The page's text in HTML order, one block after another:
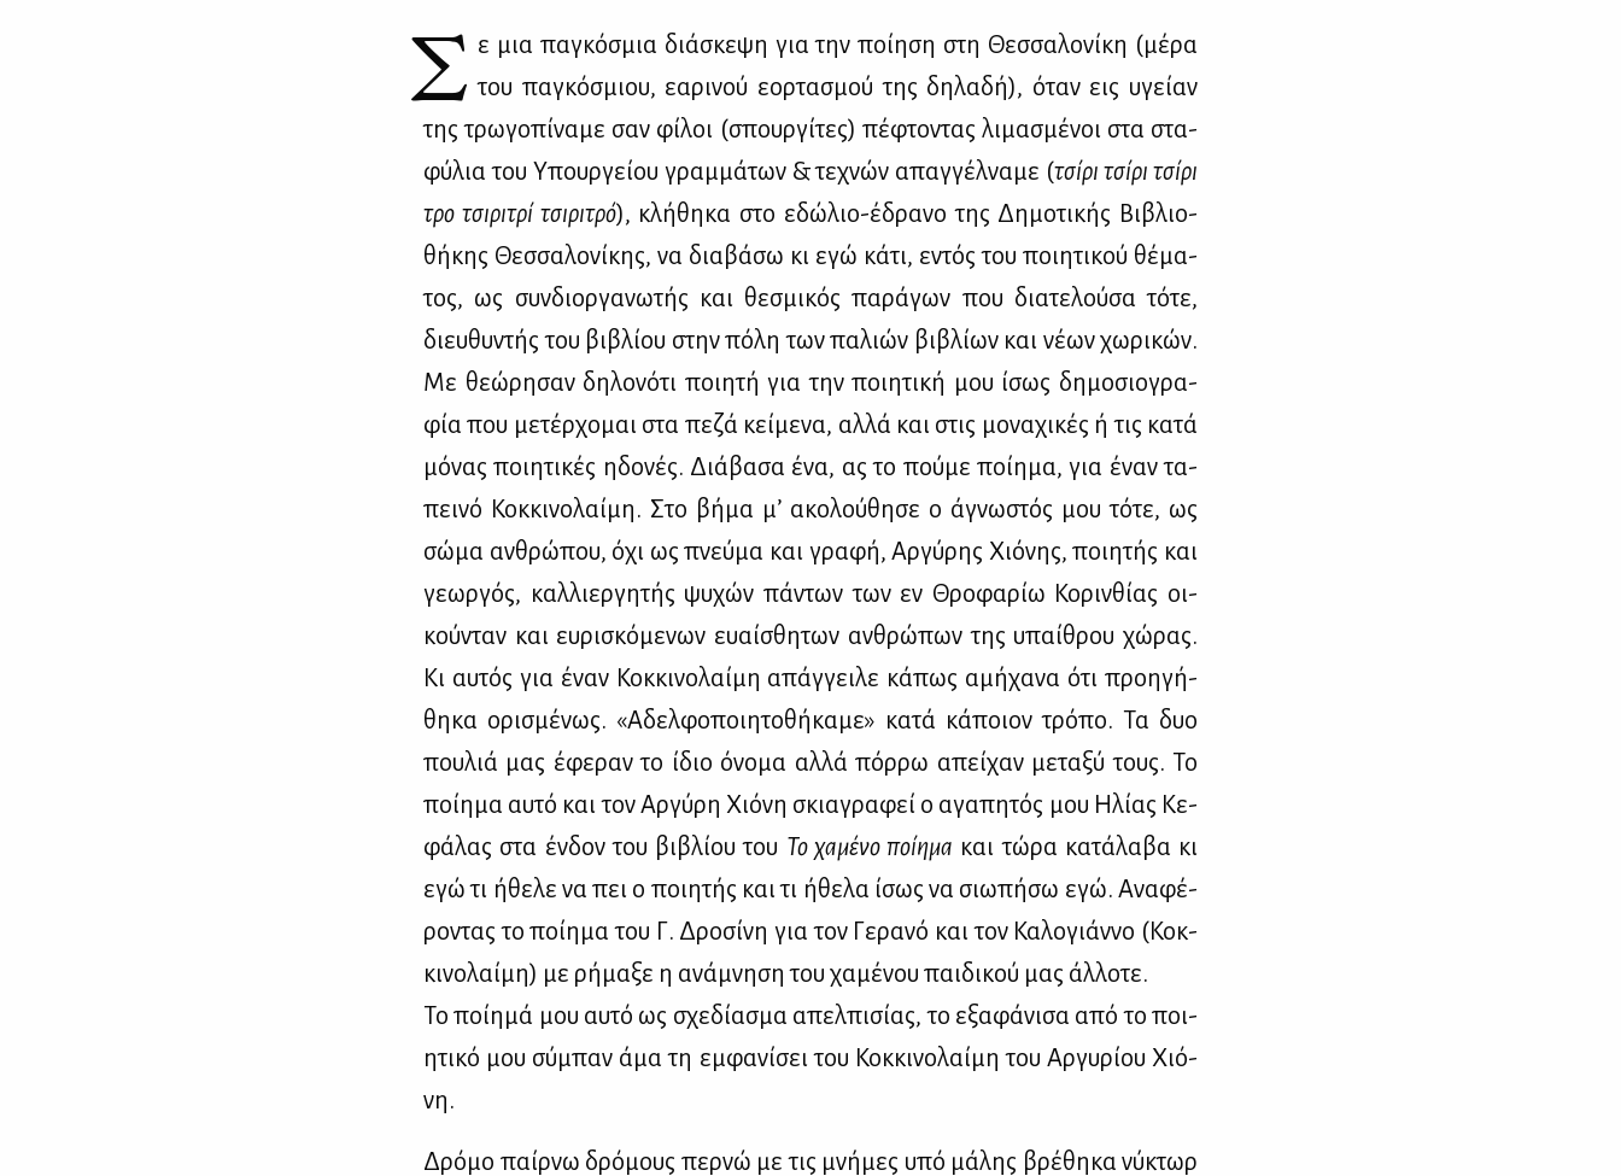
Σ ε μια πα­γκό­σμια διά­σκε­ψη για την ποί­η­ση στη Θεσ­σα­λο­νί­κη (μέ­ρα
του πα­γκό­σμιου, εα­ρι­νού εορ­τα­σμού της δη­λα­δή), όταν εις υγεί­αν
της τρω­γο­πί­να­με σαν φί­λοι (σπουρ­γί­τες) πέ­φτο­ντας λι­μα­σμέ­νοι στα στα­
φύ­λια του Υπουρ­γεί­ου γραμ­μά­των & τε­χνών απαγ­γέλ­να­με (τσί­ρι τσί­ρι τσί­ρι
τρο τσι­ρι­τρί τσι­ρι­τρό), κλή­θη­κα στο εδώ­λιο-έδρα­νο της Δη­μο­τι­κής Βι­βλιο­
θή­κης Θεσ­σα­λο­νί­κης, να δια­βά­σω κι εγώ κά­τι, εντός του ποι­η­τι­κού θέ­μα­
τος, ως συν­διορ­γα­νω­τής και θε­σμι­κός πα­ρά­γων που δια­τε­λού­σα τό­τε,
διευ­θυ­ντής του βι­βλί­ου στην πό­λη των πα­λιών βι­βλί­ων και νέ­ων χω­ρι­κών.
Με θε­ώ­ρη­σαν δη­λο­νό­τι ποι­η­τή για την ποι­η­τι­κή μου ίσως δη­μο­σιο­γρα­
φία που με­τέρ­χο­μαι στα πε­ζά κεί­με­να, αλ­λά και στις μο­να­χι­κές ή τις κα­τά
μό­νας ποι­η­τι­κές ηδο­νές. Διά­βα­σα ένα, ας το πού­με ποί­η­μα, για έναν τα­
πει­νό Κοκ­κι­νο­λαί­μη. Στο βή­μα μ’ ακο­λού­θη­σε ο άγνω­στός μου τό­τε, ως
σώ­μα αν­θρώ­που, όχι ως πνεύ­μα και γρα­φή, Αρ­γύ­ρης Χιό­νης, ποι­η­τής και
γε­ωρ­γός, καλ­λιερ­γη­τής ψυ­χών πά­ντων των εν Θρο­φα­ρίω Κο­ριν­θί­ας οι­
κού­νταν και ευ­ρι­σκό­με­νων ευαί­σθη­των αν­θρώ­πων της υπαί­θρου χώ­ρας.
Κι αυ­τός για έναν Κοκ­κι­νο­λαί­μη απάγ­γει­λε κά­πως αμή­χα­να ότι προη­γή­
θη­κα ορι­σμέ­νως. «Αδελ­φο­ποι­η­το­θή­κα­με» κα­τά κά­ποιον τρό­πο. Τα δυο
που­λιά μας έφε­ραν το ίδιο όνο­μα αλ­λά πόρ­ρω απεί­χαν με­τα­ξύ τους. Το
ποί­η­μα αυ­τό και τον Αρ­γύ­ρη Χιό­νη σκια­γρα­φεί ο αγα­πη­τός μου Ηλί­ας Κε­
φά­λας στα έν­δον του βι­βλί­ου του Το χα­μέ­νο ποί­η­μα και τώ­ρα κα­τά­λα­βα κι
εγώ τι ήθε­λε να πει ο ποι­η­τής και τι ήθε­λα ίσως να σιω­πή­σω εγώ. Ανα­φέ­
ρο­ντας το ποί­η­μα του Γ. Δρο­σί­νη για τον Γε­ρα­νό και τον Κα­λο­γιάν­νο (Κοκ­
κι­νο­λαί­μη) με ρή­μα­ξε η ανά­μνη­ση του χα­μέ­νου παι­δι­κού μας άλ­λο­τε.
Το ποί­η­μά μου αυ­τό ως σχε­δί­α­σμα απελ­πι­σί­ας, το εξα­φά­νι­σα από το ποι­
η­τι­κό μου σύ­μπαν άμα τη εμ­φα­νί­σει του Κοκ­κι­νο­λαί­μη του Αρ­γυ­ρί­ου Χιό­
νη.
Δρό­μο παίρ­νω δρό­μους περ­νώ με τις μνή­μες υπό μά­λης βρέ­θη­κα νύ­κτωρ